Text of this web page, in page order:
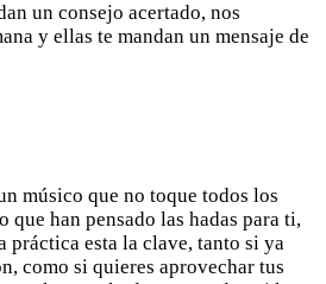
un consejo acertado, nos
y ellas te mandan un mensaje de
músico que no toque todos los
que han pensado las hadas para ti,
práctica esta la clave, tanto si ya
como si quieres aprovechar tus